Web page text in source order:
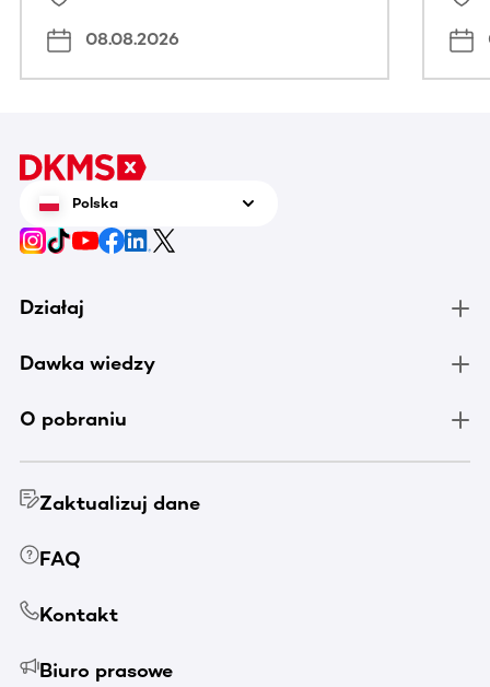
08.08.2026
Polska
Działaj
Dawka wiedzy
O pobraniu
Zaktualizuj dane
FAQ
Kontakt
Biuro prasowe